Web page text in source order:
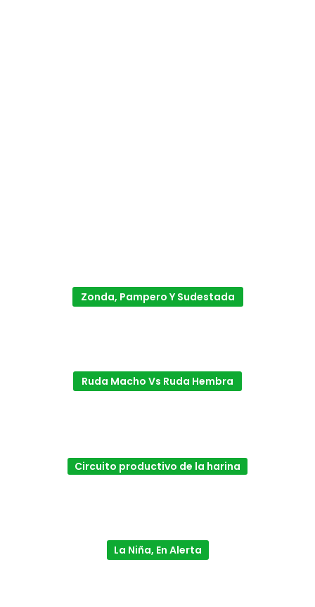
Zonda, Pampero Y Sudestada
Ruda Macho Vs Ruda Hembra
Circuito productivo de la harina
La Niña, En Alerta